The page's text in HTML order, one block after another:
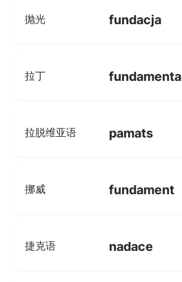
抛光 fundacja
拉丁 fundamenta
拉脱维亚语 pamats
挪威 fundament
捷克语 nadace